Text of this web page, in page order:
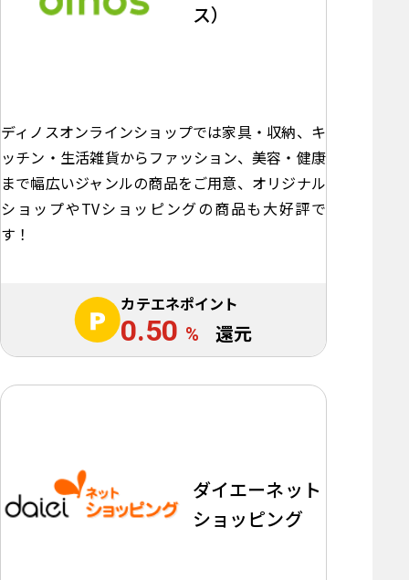
ス）
ディノスオンラインショップでは家具・収納、キ
ッチン・生活雑貨からファッション、美容・健康
まで幅広いジャンルの商品をご用意、オリジナル
ショップやTVショッピングの商品も大好評で
す！
カテエネポイント
0.50 % 還元
ダイエーネット
ショッピング